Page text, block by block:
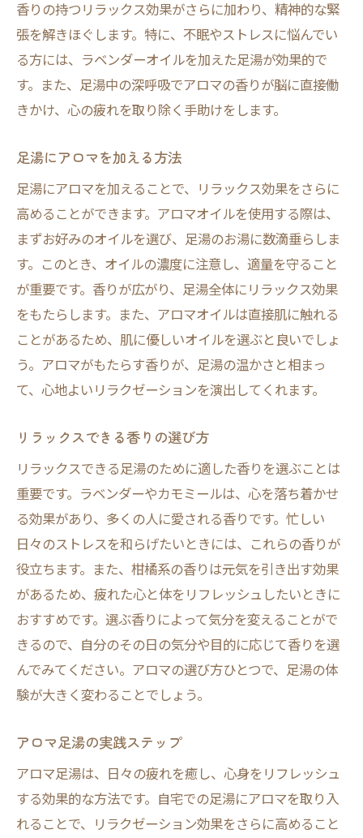
香りの持つリラックス効果がさらに加わり、精神的な緊
張を解きほぐします。特に、不眠やストレスに悩んでい
る方には、ラベンダーオイルを加えた足湯が効果的で
す。また、足湯中の深呼吸でアロマの香りが脳に直接働
きかけ、心の疲れを取り除く手助けをします。
足湯にアロマを加える方法
足湯にアロマを加えることで、リラックス効果をさらに
高めることができます。アロマオイルを使用する際は、
まずお好みのオイルを選び、足湯のお湯に数滴垂らしま
す。このとき、オイルの濃度に注意し、適量を守ること
が重要です。香りが広がり、足湯全体にリラックス効果
をもたらします。また、アロマオイルは直接肌に触れる
ことがあるため、肌に優しいオイルを選ぶと良いでしょ
う。アロマがもたらす香りが、足湯の温かさと相まっ
て、心地よいリラクゼーションを演出してくれます。
リラックスできる香りの選び方
リラックスできる足湯のために適した香りを選ぶことは
重要です。ラベンダーやカモミールは、心を落ち着かせ
る効果があり、多くの人に愛される香りです。忙しい
日々のストレスを和らげたいときには、これらの香りが
役立ちます。また、柑橘系の香りは元気を引き出す効果
があるため、疲れた心と体をリフレッシュしたいときに
おすすめです。選ぶ香りによって気分を変えることがで
きるので、自分のその日の気分や目的に応じて香りを選
んでみてください。アロマの選び方ひとつで、足湯の体
験が大きく変わることでしょう。
アロマ足湯の実践ステップ
アロマ足湯は、日々の疲れを癒し、心身をリフレッシュ
する効果的な方法です。自宅での足湯にアロマを取り入
れることで、リラクゼーション効果をさらに高めること